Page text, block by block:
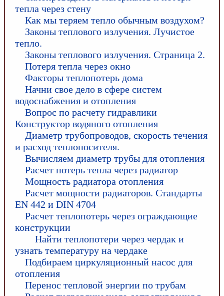
тепла через стену
Как мы теряем тепло обычным воздухом?
Законы теплового излучения. Лучистое
тепло.
Законы теплового излучения. Страница 2.
Потеря тепла через окно
Факторы теплопотерь дома
Начни свое дело в сфере систем
водоснабжения и отопления
Вопрос по расчету гидравлики
Конструктор водяного отопления
Диаметр трубопроводов, скорость течения
и расход теплоносителя.
Вычисляем диаметр трубы для отопления
Расчет потерь тепла через радиатор
Мощность радиатора отопления
Расчет мощности радиаторов. Стандарты
EN 442 и DIN 4704
Расчет теплопотерь через ограждающие
конструкции
Найти теплопотери через чердак и
узнать температуру на чердаке
Подбираем циркуляционный насос для
отопления
Перенос тепловой энергии по трубам